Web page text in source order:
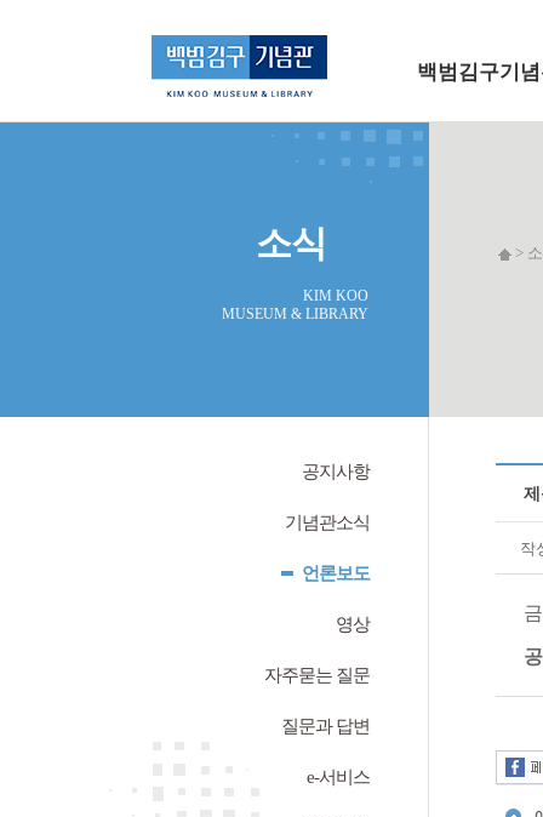
백범김구기
소식
KIM KOO
MUSEUM & LIBRARY
>
공지사항
기념관소식
언론보도
영상
자주묻는 질문
질문과 답변
e-서비스
작